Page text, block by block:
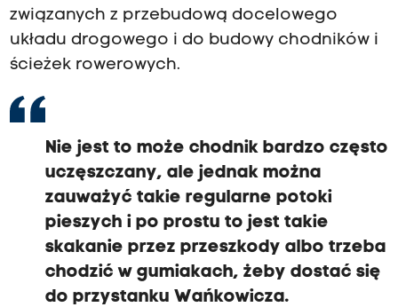
związanych z przebudową docelowego
układu drogowego i do budowy chodników i
ścieżek rowerowych.
Nie jest to może chodnik bardzo często
uczęszczany, ale jednak można
zauważyć takie regularne potoki
pieszych i po prostu to jest takie
skakanie przez przeszkody albo trzeba
chodzić w gumiakach, żeby dostać się
do przystanku Wańkowicza.